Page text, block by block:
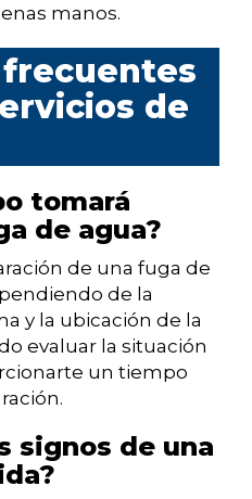
manos.
de
tomará
de agua?
de una fuga de
de la
y la ubicación de la
evaluar la situación
un tiempo
signos de una